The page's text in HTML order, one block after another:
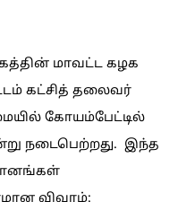
மாவட்ட கழக
கட்சித் தலைவர்
கோயம்பேட்டில்
நடைபெற்றது. இந்த
விவரம்: